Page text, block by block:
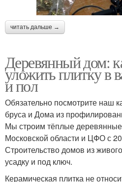
читать дальше →
Деревянный дом:
уложить плитку в
и пол
Обязательно посмотрите наш
бруса и Дома из
Мы строим тёплые
Московской области и ЦФО с
Строительство домов из
усадку и под ключ.
Керамическая плитка не